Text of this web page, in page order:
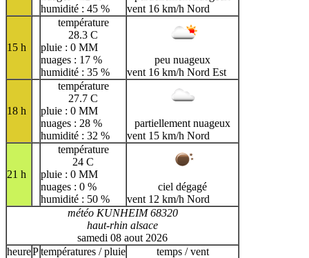
humidité : 45 %
vent 16 km/h Nord
15 h
température
28.3 C
pluie : 0 MM
nuages : 17 %
humidité : 35 %
peu nuageux
vent 16 km/h Nord Est
18 h
température
27.7 C
pluie : 0 MM
nuages : 28 %
humidité : 32 %
partiellement nuageux
vent 15 km/h Nord
21 h
température
24 C
pluie : 0 MM
nuages : 0 %
humidité : 50 %
ciel dégagé
vent 12 km/h Nord
météo KUNHEIM 68320
haut-rhin alsace
samedi 08 aout 2026
heurePtempératures / pluie temps / vent